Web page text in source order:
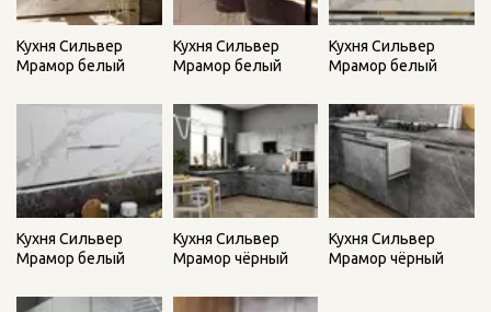
Кухня Сильвер
Мрамор белый
Кухня Сильвер
Мрамор белый
Кухня Сильвер
Мрамор белый
Кухня Сильвер
Мрамор белый
Кухня Сильвер
Мрамор чёрный
Кухня Сильвер
Мрамор чёрный